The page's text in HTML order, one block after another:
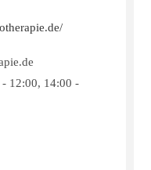
12:00, 14:00 -